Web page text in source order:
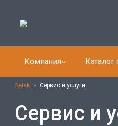
Компания Каталог
Setek » Сервис и услуги
Сервис и